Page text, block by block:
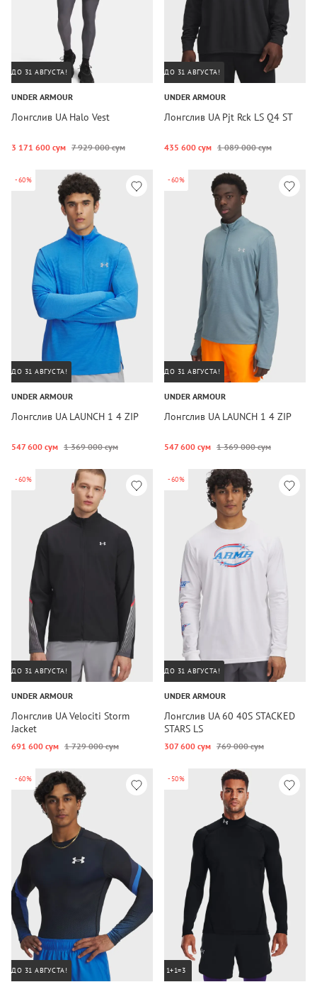
ДО 31 АВГУСТА!
UNDER ARMOUR
Лонгслив UA Halo Vest
3 171 600 сум 7 929 000 сум
ДО 31 АВГУСТА!
UNDER ARMOUR
Лонгслив UA Pjt Rck LS Q4 ST
435 600 сум 1 089 000 сум
-60%
ДО 31 АВГУСТА!
UNDER ARMOUR
Лонгслив UA LAUNCH 1 4 ZIP
547 600 сум 1 369 000 сум
-60%
ДО 31 АВГУСТА!
UNDER ARMOUR
Лонгслив UA LAUNCH 1 4 ZIP
547 600 сум 1 369 000 сум
-60%
ДО 31 АВГУСТА!
UNDER ARMOUR
Лонгслив UA Velociti Storm
Jacket
691 600 сум 1 729 000 сум
-60%
ДО 31 АВГУСТА!
UNDER ARMOUR
Лонгслив UA 60 40S STACKED
STARS LS
307 600 сум 769 000 сум
-60%
ДО 31 АВГУСТА!
-50%
1+1=3